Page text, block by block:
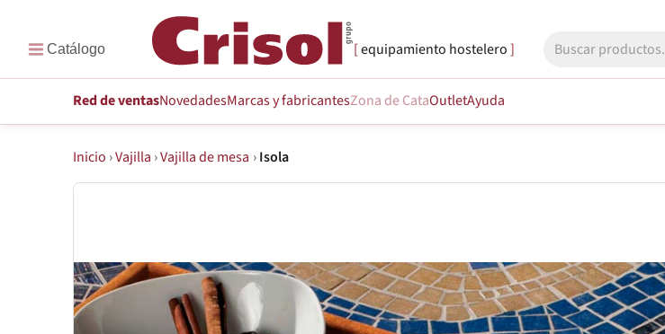
equipamiento hostelero
Red de ventasNovedadesMarcasy fabricantesZona de CataOutletAyuda
Inicio ›Vajilla ›Vajilla de mesa › Isola